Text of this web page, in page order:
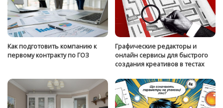
Как подготовить компанию к
первому контракту по ГОЗ
Графические редакторы и
онлайн сервисы для быстрого
создания креативов в тестах